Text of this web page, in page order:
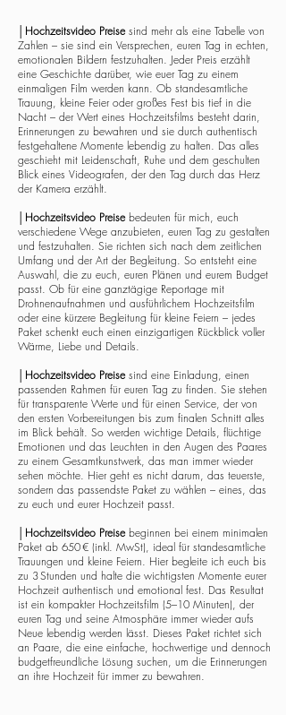
Hochzeitsvideo Preisesind mehr als eine Tabelle von
Zahlen – sie sind ein Versprechen, euren Tag in echten,
emotionalen Bildern festzuhalten. Jeder Preis erzählt
eine Geschichte darüber, wie euer Tag zu einem
einmaligen Film werden kann. Ob standesamtliche
Trauung, kleine Feier oder großes Fest bis tief in die
Nacht – der Wert eines Hochzeitsfilms besteht darin,
Erinnerungen zu bewahren und sie durch authentisch
festgehaltene Momente lebendig zu halten. Das alles
geschieht mit Leidenschaft, Ruhe und dem geschulten
Blick eines Videografen, der den Tag durch das Herz
der Kamera erzählt.
Hochzeitsvideo Preisebedeuten für mich, euch
verschiedene Wege anzubieten, euren Tag zu gestalten
und festzuhalten. Sie richten sich nach dem zeitlichen
Umfang und der Art der Begleitung. So entsteht eine
Auswahl, die zu euch, euren Plänen und eurem Budget
passt. Ob für eine ganztägige Reportage mit
Drohnenaufnahmen und ausführlichem Hochzeitsfilm
oder eine kürzere Begleitung für kleine Feiern – jedes
Paket schenkt euch einen einzigartigen Rückblick voller
Wärme, Liebe und Details.
Hochzeitsvideo Preisesind eine Einladung, einen
passenden Rahmen für euren Tag zu finden. Sie stehen
für transparente Werte und für einen Service, der von
den ersten Vorbereitungen bis zum finalen Schnitt alles
im Blick behält. So werden wichtige Details, flüchtige
Emotionen und das Leuchten in den Augen des Paares
zu einem Gesamtkunstwerk, das man immer wieder
sehen möchte. Hier geht es nicht darum, das teuerste,
sondern das passendste Paket zu wählen – eines, das
zu euch und eurer Hochzeit passt.
Hochzeitsvideo Preisebeginnen bei einem minimalen
Paket ab 650 € (inkl. MwSt), ideal für standesamtliche
Trauungen und kleine Feiern. Hier begleite ich euch bis
zu 3 Stunden und halte die wichtigsten Momente eurer
Hochzeit authentisch und emotional fest. Das Resultat
ist ein kompakter Hochzeitsfilm (5–10 Minuten), der
euren Tag und seine Atmosphäre immer wieder aufs
Neue lebendig werden lässt. Dieses Paket richtet sich
an Paare, die eine einfache, hochwertige und dennoch
budgetfreundliche Lösung suchen, um die Erinnerungen
an ihre Hochzeit für immer zu bewahren.